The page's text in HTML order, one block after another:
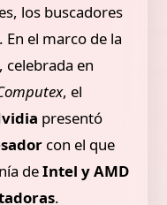
los buscadores
el marco de la
, celebrada en
, el
presentó
con el que
deIntel y AMD
.